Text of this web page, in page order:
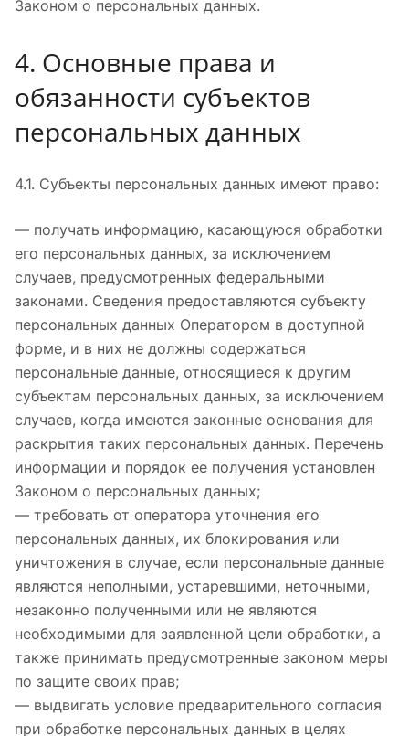
Законом о персональных данных.
4. Основные права и
обязанности субъектов
персональных данных
4.1. Субъекты персональных данных имеют право:
— получать информацию, касающуюся обработки
его персональных данных, за исключением
случаев, предусмотренных федеральными
законами. Сведения предоставляются субъекту
персональных данных Оператором в доступной
форме, и в них не должны содержаться
персональные данные, относящиеся к другим
субъектам персональных данных, за исключением
случаев, когда имеются законные основания для
раскрытия таких персональных данных. Перечень
информации и порядок ее получения установлен
Законом о персональных данных;
— требовать от оператора уточнения его
персональных данных, их блокирования или
уничтожения в случае, если персональные данные
являются неполными, устаревшими, неточными,
незаконно полученными или не являются
необходимыми для заявленной цели обработки, а
также принимать предусмотренные законом меры
по защите своих прав;
— выдвигать условие предварительного согласия
при обработке персональных данных в целях